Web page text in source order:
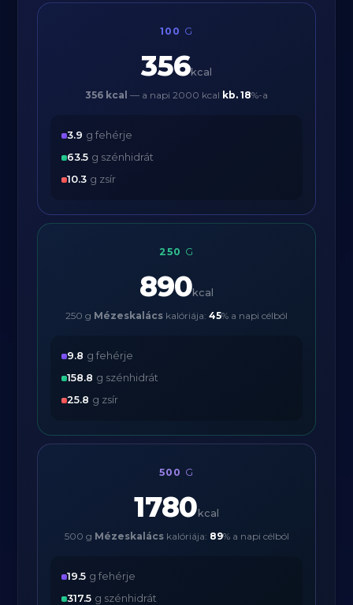
100 G
356kcal
356 kcal — a napi 2000 kcal kb. 18%-a
3.9 g fehérje
63.5 g szénhidrát
10.3 g zsír
250 G
890kcal
250 g Mézeskalács kalóriája: 45% a napi célból
9.8 g fehérje
158.8 g szénhidrát
25.8 g zsír
500 G
1780 kcal
500 g Mézeskalácskalóriája: 89% a napi célból
19.5 g fehérje
317.5 g szénhidrát